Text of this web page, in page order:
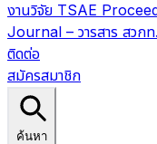
งานวิจัย TSAE
Journal – วารสาร สวกท.
ติดต่อ
สมัครสมาชิก
ค้นหา